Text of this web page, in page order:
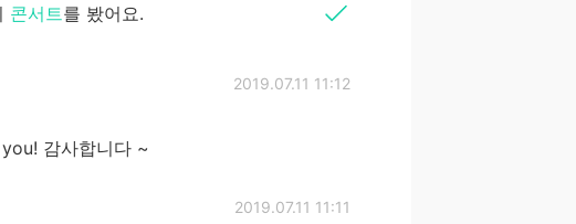
콘서트를 봤어요.
2019.07.11 11:12
감사합니다 ~
2019.07.11 11:11